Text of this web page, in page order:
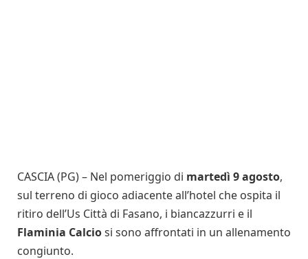
CASCIA (PG) – Nel pomeriggio di martedì 9 agosto,
sul terreno di gioco adiacente all’hotel che ospita il
ritiro dell’Us Città di Fasano, i biancazzurri e il
Flaminia Calciosi sono affrontati in un allenamento
congiunto.